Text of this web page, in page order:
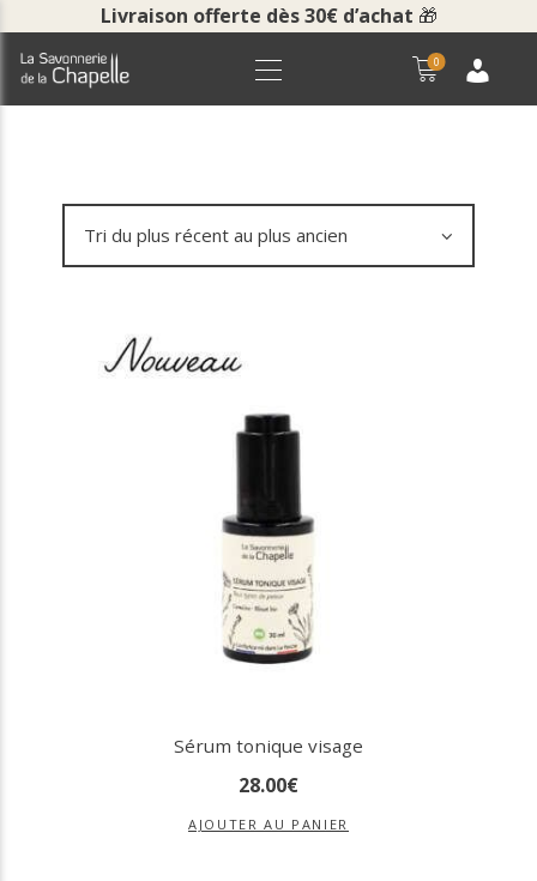
Livraison offerte dès 30€ d’achat 🎁
0
ACCUEIL
COURS ET VISITES
POUR LES PROS
Sérum tonique visage
28.00€
AJOUTER AU PANIER